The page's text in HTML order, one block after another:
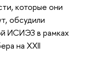
которые они
обсудили
ИСИЭЗ в рамках
на XXII